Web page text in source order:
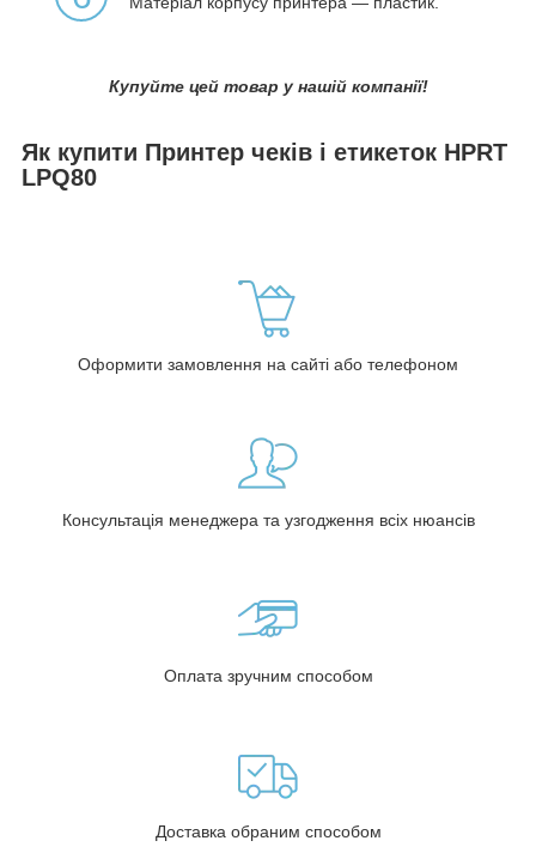
Купуйте цей товар у нашій компанії!
Як купити Принтер чеків і етикеток HPRT
LPQ80
Оформити замовлення на сайті або телефоном
Консультація менеджера та узгодження всіх нюансів
Оплата зручним способом
Доставка обраним способом